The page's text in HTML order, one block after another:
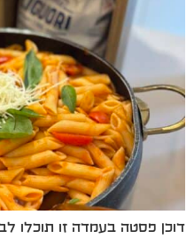
דוכן פסטה בעמדה זו תוכלו